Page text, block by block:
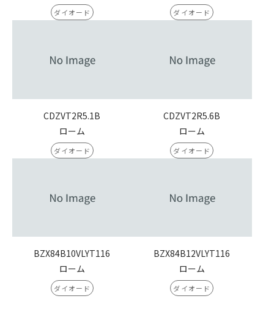
ダイオード ダイオード
CDZVT2R5.1B
ローム
ダイオード
CDZVT2R5.6B
ローム
ダイオード
BZX84B10VLYT116
ローム
ダイオード
BZX84B12VLYT116
ローム
ダイオード